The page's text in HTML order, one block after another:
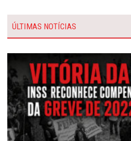
ÚLTIMAS NOTÍCIAS